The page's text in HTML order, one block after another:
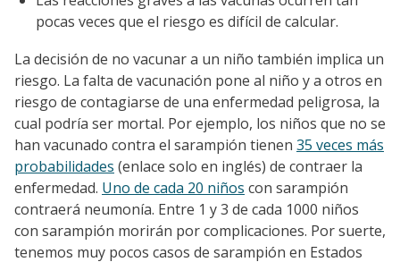
pocas veces que el riesgo es difícil de calcular.
La decisión de no vacunar a un niño también implica un
riesgo. La falta de vacunación pone al niño y a otros en
riesgo de contagiarse de una enfermedad peligrosa, la
cual podría ser mortal. Por ejemplo, los niños que no se
han vacunado contra el sarampión tienen 35 veces más
probabilidades (enlace solo en inglés) de contraer la
enfermedad. Uno de cada 20 niños con sarampión
contraerá neumonía. Entre 1 y 3 de cada 1000 niños
con sarampión morirán por complicaciones. Por suerte,
tenemos muy pocos casos de sarampión en Estados